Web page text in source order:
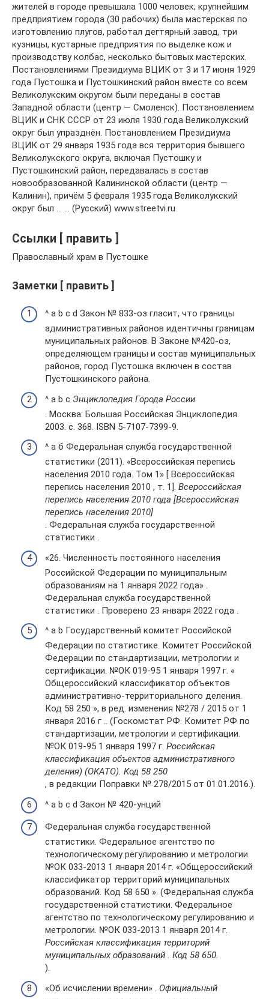
жителей в городе превышала 1000 человек; крупнейшим
предприятием города (30 рабочих) была мастерская по
изготовлению плугов, работал дегтярный завод, три
кузницы, кустарные предприятия по выделке кож и
производству колбас, несколько бытовых мастерских.
Постановлениями Президиума ВЦИК от 3 и 17 июня 1929
года Пустошка и Пустошкинский район вместе со всем
Великолукским округом были переданы в состав
Западной области (центр — Смоленск). Постановлением
ВЦИК и СНК СССР от 23 июля 1930 года Великолукский
округ был упразднён. Постановлением Президиума
ВЦИК от 29 января 1935 года вся территория бывшего
Великолукского округа, включая Пустошку и
Пустошкинский район, передавалась в состав
новообразованной Калининской области (центр —
Калинин), причём 5 февраля 1935 года Великолукский
округ был … … (Русский) www.streetvi.ru
Ссылки [ править ]
Православный храм в Пустошке
Заметки [ править ]
^ a b c d Закон № 833-оз гласит, что границы
административных районов идентичны границам
муниципальных районов. В Законе №420-оз,
определяющем границы и состав муниципальных
районов, город Пустошка включен в состав
Пустошкинского района.
^ a b c Энциклопедия Города России
. Москва: Большая Российская Энциклопедия.
2003. с. 368. ISBN 5-7107-7399-9.
^ а б Федеральная служба государственной
статистики (2011). «Всероссийская перепись
населения 2010 года. Том 1» [ Всероссийская
перепись населения 2010 , т. 1]. Всероссийская
перепись населения 2010 года [Всероссийская
перепись населения 2010]
. Федеральная служба государственной
статистики .
«26. Численность постоянного населения
Российской Федерации по муниципальным
образованиям на 1 января 2022 года» .
Федеральная служба государственной
статистики . Проверено 23 января 2022 года .
^ a b Государственный комитет Российской
Федерации по статистике. Комитет Российской
Федерации по стандартизации, метрологии и
сертификации. №ОК 019-95 1 января 1997 г. «
Общероссийский классификатор объектов
административно-территориального деления.
Код 58 250 », в ред. изменения №278 / 2015 от 1
января 2016 г .. (Госкомстат РФ. Комитет РФ по
стандартизации, метрологии и сертификации.
№ОК 019-95 1 января 1997 г. Российская
классификация объектов административного
деления) (ОКАТО). Код 58 250
, в редакции Поправки № 278/2015 от 01.01.2016.).
^ a b c d Закон № 420-унций
Федеральная служба государственной
статистики. Федеральное агентство по
технологическому регулированию и метрологии.
№ОК 033-2013 1 января 2014 г. «Общероссийский
классификатор территорий муниципальных
образований. Код 58 650 ». (Федеральная служба
государственной статистики. Федеральное
агентство по технологическому регулированию и
метрологии. №ОК 033-2013 1 января 2014 г.
Российская классификация территорий
муниципальных образований . Код 58 650.
).
«Об исчислении времени» . Официальный